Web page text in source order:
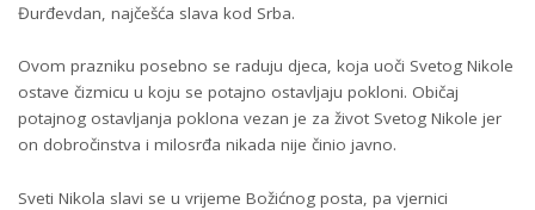
Đurđevdan, najčešća slava kod Srba.
Ovom prazniku posebno se raduju djeca, koja uoči Svetog Nikole
ostave čizmicu u koju se potajno ostavljaju pokloni. Običaj
potajnog ostavljanja poklona vezan je za život Svetog Nikole jer
on dobročinstva i milosrđa nikada nije činio javno.
Sveti Nikola slavi se u vrijeme Božićnog posta, pa vjernici